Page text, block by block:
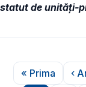
statut de unități-
Paginare
Prima
« Prima ‹